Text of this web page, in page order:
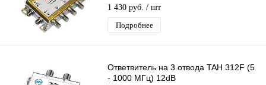
1 430 руб. / шт
Подробнее
Ответвитель на 3 отвода TAH 312F (5
- 1000 МГц) 12dB